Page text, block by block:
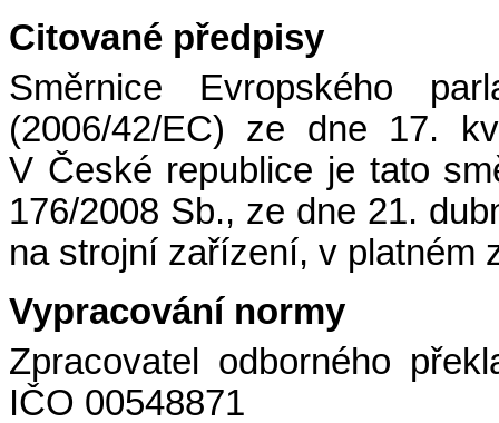
Citované předpisy
Směrnice Evropského
(2006/42/EC) ze dne 17.
V České republice je tato
176/2008 Sb., ze dne 21.
na strojní zařízení, v platném
Vypracování normy
Zpracovatel odborného
IČO 00548871